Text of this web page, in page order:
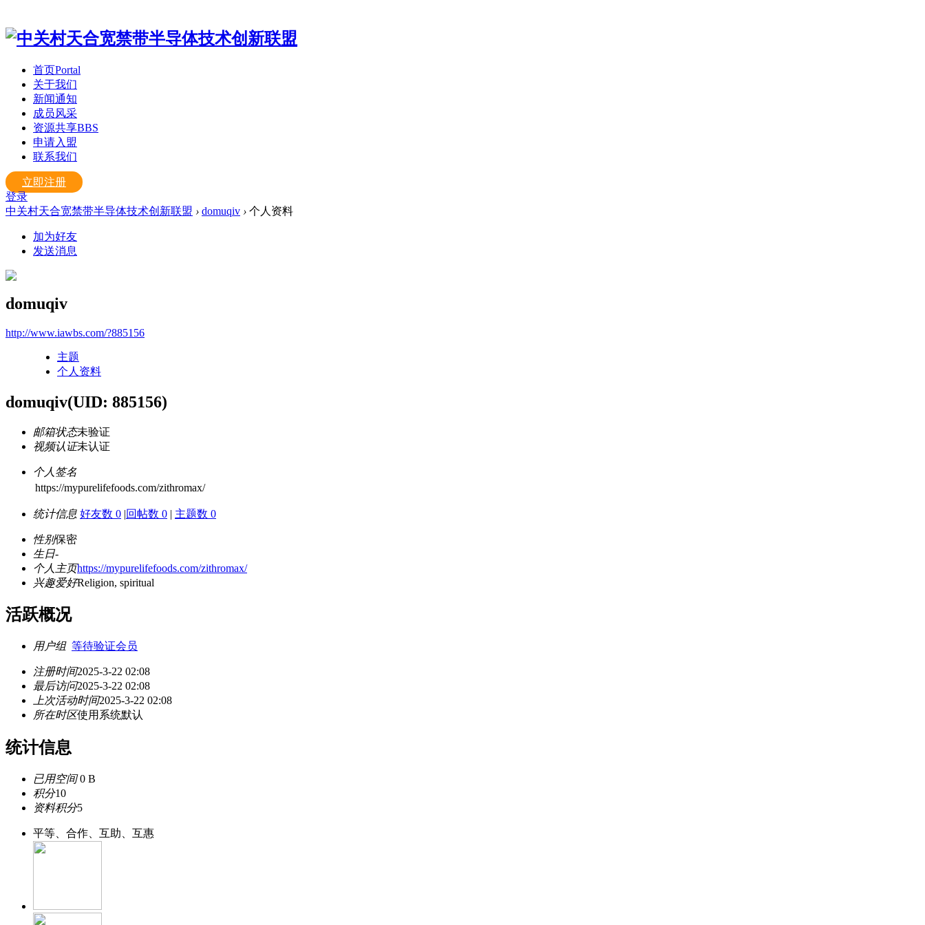
首页Portal
关于我们
新闻通知
成员风采
资源共享BBS
申请入盟
联系我们
立即注册
登录
中关村天合宽禁带半导体技术创新联盟 › domuqiv › 个人资料
加为好友
发送消息
domuqiv
http://www.iawbs.com/?885156
主题
个人资料
domuqiv(UID: 885156)
邮箱状态未验证
视频认证未认证
个人签名
https://mypurelifefoods.com/zithromax/
统计信息 好友数 0 |回帖数 0 | 主题数 0
性别保密
生日-
个人主页https://mypurelifefoods.com/zithromax/
兴趣爱好Religion, spiritual
活跃概况
用户组 等待验证会员
注册时间2025-3-22 02:08
最后访问2025-3-22 02:08
上次活动时间2025-3-22 02:08
所在时区使用系统默认
统计信息
已用空间0 B
积分10
资料积分5
平等、合作、互助、互惠